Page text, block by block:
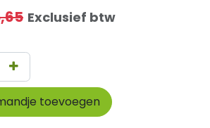
Exclusief btw
toevoegen